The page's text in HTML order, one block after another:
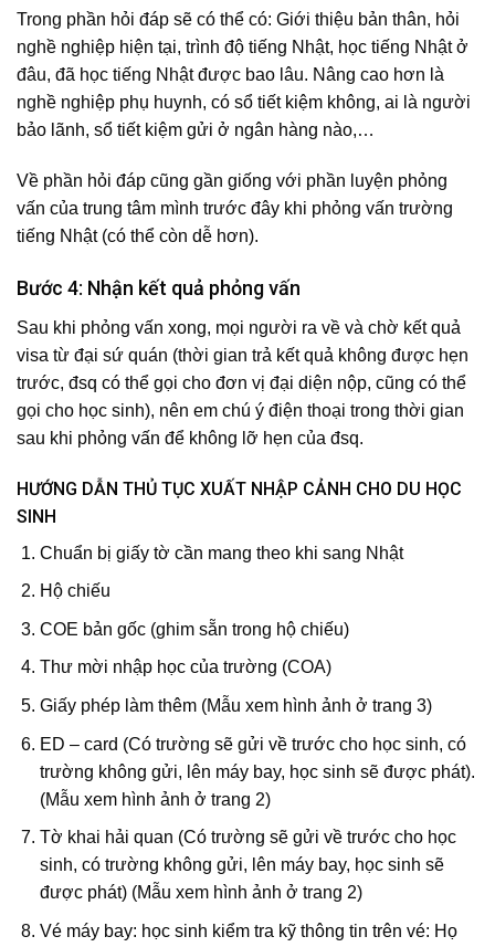
Trong phần hỏi đáp sẽ có thể có: Giới thiệu bản thân, hỏi
nghề nghiệp hiện tại, trình độ tiếng Nhật, học tiếng Nhật ở
đâu, đã học tiếng Nhật được bao lâu. Nâng cao hơn là
nghề nghiệp phụ huynh, có sổ tiết kiệm không, ai là người
bảo lãnh, sổ tiết kiệm gửi ở ngân hàng nào,…
Về phần hỏi đáp cũng gần giống với phần luyện phỏng
vấn của trung tâm mình trước đây khi phỏng vấn trường
tiếng Nhật (có thể còn dễ hơn).
Bước 4: Nhận kết quả phỏng vấn
Sau khi phỏng vấn xong, mọi người ra về và chờ kết quả
visa từ đại sứ quán (thời gian trả kết quả không được hẹn
trước, đsq có thể gọi cho đơn vị đại diện nộp, cũng có thể
gọi cho học sinh), nên em chú ý điện thoại trong thời gian
sau khi phỏng vấn để không lỡ hẹn của đsq.
HƯỚNG DẪN THỦ TỤC XUẤT NHẬP CẢNH CHO DU HỌC
SINH
Chuẩn bị giấy tờ cần mang theo khi sang Nhật
Hộ chiếu
COE bản gốc (ghim sẵn trong hộ chiếu)
Thư mời nhập học của trường (COA)
Giấy phép làm thêm (Mẫu xem hình ảnh ở trang 3)
ED – card (Có trường sẽ gửi về trước cho học sinh, có
trường không gửi, lên máy bay, học sinh sẽ được phát).
(Mẫu xem hình ảnh ở trang 2)
Tờ khai hải quan (Có trường sẽ gửi về trước cho học
sinh, có trường không gửi, lên máy bay, học sinh sẽ
được phát) (Mẫu xem hình ảnh ở trang 2)
Vé máy bay: học sinh kiểm tra kỹ thông tin trên vé: Họ